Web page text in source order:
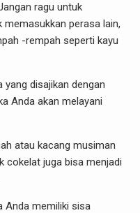
ragu untuk
perasa lain,
-rempah seperti kayu
yang disajikan dengan
Anda akan melayani
atau kacang musiman
cokelat juga bisa menjadi
Anda memiliki sisa